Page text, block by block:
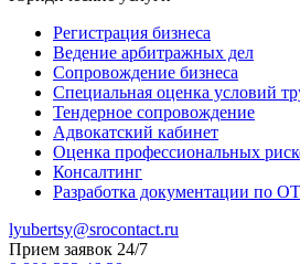
Регистрация бизнеса
Ведение арбитражных дел
Сопровождение бизнеса
Специальная оценка условий
Тендерное сопровождение
Адвокатский кабинет
Оценка профессиональных
Консалтинг
Разработка документации по ОТ
lyubertsy@srocontact.ru
Прием заявок 24/7